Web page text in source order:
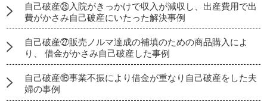
自己破産㉟入院がきっかけで収入が減収し、出産費用で出
費がかさみ自己破産にいたった解決事例
自己破産㉗販売ノルマ達成の補填のための商品購入によ
り、 借金がかさみ自己破産した事例
自己破産⑱事業不振により借金が重なり自己破産をした夫
婦の事例